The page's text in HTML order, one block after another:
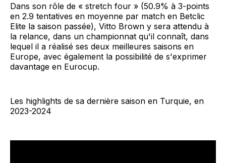
Dans son rôle de « stretch four » (50.9% à 3-points
en 2.9 tentatives en moyenne par match en Betclic
Elite la saison passée), Vitto Brown y sera attendu à
la relance, dans un championnat qu'il connaît, dans
lequel il a réalisé ses deux meilleures saisons en
Europe, avec également la possibilité de s'exprimer
davantage en Eurocup.
Les highlights de sa dernière saison en Turquie, en
2023-2024